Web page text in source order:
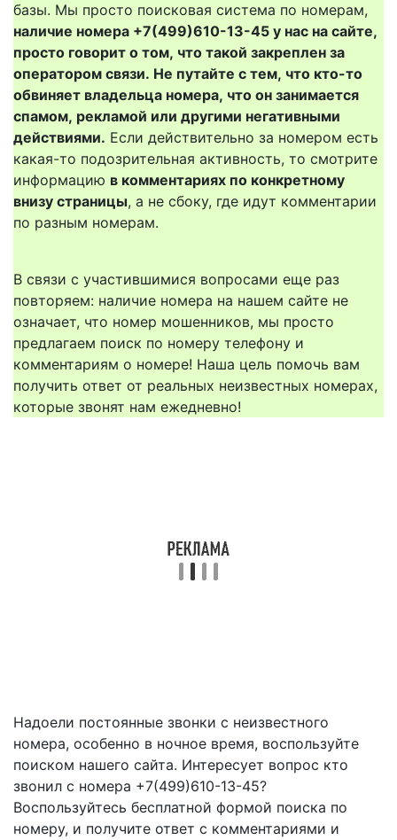
базы. Мы просто поисковая система по номерам,
наличие номера +7(499)610-13-45 у нас на сайте,
просто говорит о том, что такой закреплен за
оператором связи. Не путайте с тем, что кто-то
обвиняет владельца номера, что он занимается
спамом, рекламой или другими негативными
действиями. Если действительно за номером есть
какая-то подозрительная активность, то смотрите
информацию в комментариях по конкретному
внизу страницы, а не сбоку, где идут комментарии
по разным номерам.
В связи с участившимися вопросами еще раз
повторяем: наличие номера на нашем сайте не
означает, что номер мошенников, мы просто
предлагаем поиск по номеру телефону и
комментариям о номере! Наша цель помочь вам
получить ответ от реальных неизвестных номерах,
которые звонят нам ежедневно!
Надоели постоянные звонки с неизвестного
номера, особенно в ночное время, воспользуйте
поиском нашего сайта. Интересует вопрос кто
звонил с номера +7(499)610-13-45?
Воспользуйтесь бесплатной формой поиска по
номеру, и получите ответ с комментариями и